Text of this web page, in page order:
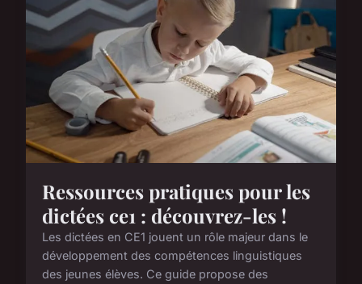
Ressources pratiques pour les
dictées ce1 : découvrez-les !
Les dictées en CE1 jouent un rôle majeur dans le
développement des compétences linguistiques
des jeunes élèves. Ce guide propose des